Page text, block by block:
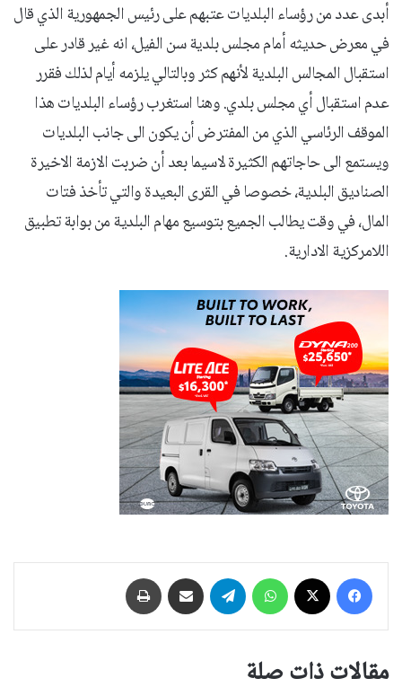
أبدى عدد من رؤساء البلديات عتبهم على رئيس الجمهورية الذي قال
في معرض حديثه أمام مجلس بلدية سن الفيل، انه غير قادر على
استقبال المجالس البلدية لأنهم كثر وبالتالي يلزمه أيام لذلك فقرر
عدم استقبال أي مجلس بلدي. وهنا استغرب رؤساء البلديات هذا
الموقف الرئاسي الذي من المفترض أن يكون الى جانب البلديات
ويستمع الى حاجاتهم الكثيرة لاسيما بعد أن ضربت الازمة الاخيرة
الصناديق البلدية، خصوصا في القرى البعيدة والتي تأخذ فتات
المال، في وقت يطالب الجميع بتوسيع مهام البلدية من بوابة تطبيق
اللامركزية الادارية.
فيسبوك واتساب تيلقرام مشاركة عبر البريد
مقالات ذات صلة